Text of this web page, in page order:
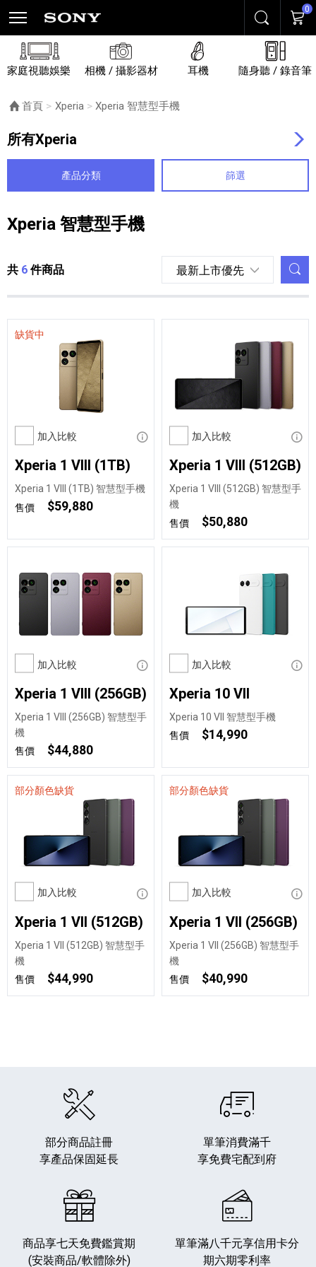
搜尋 購物
0
家庭視聽娛樂 相機 / 攝影器材 耳機 隨身聽 / 錄音筆
首頁 Xperia 目前頁面：
Xperia 智慧型手機
所有Xperia
產品分類 篩選
Xperia 智慧型手機
列表內容
共 6 件商品
加入比較 顯示資訊
缺貨中
Xperia 1 VIII (1TB)
Xperia 1 VIII (1TB) 智慧型手機
售價
$59,880
加入比較 顯示
Xperia 1 VIII (512GB)
Xperia 1 VIII (512GB) 智慧型手
機
售價
$50,880
加入比較 顯示資訊
Xperia 1 VIII (256GB)
Xperia 1 VIII (256GB) 智慧型手
機
售價
$44,880
加入比較 顯示
Xperia 10 VII
Xperia 10 VII 智慧型手機
售價
$14,990
加入比較 顯示資訊
部分顏色缺貨
Xperia 1 VII (512GB)
Xperia 1 VII (512GB) 智慧型手
機
售價
$44,990
加入比較 顯示
部分顏色缺貨
Xperia 1 VII (256GB)
Xperia 1 VII (256GB) 智慧型手
機
售價
$40,990
部分商品註冊
享產品保固延長
單筆消費滿千
享免費宅配到府
商品享七天免費鑑賞期
(安裝商品/軟體除外)
單筆滿八千元享信用卡分
期六期零利率